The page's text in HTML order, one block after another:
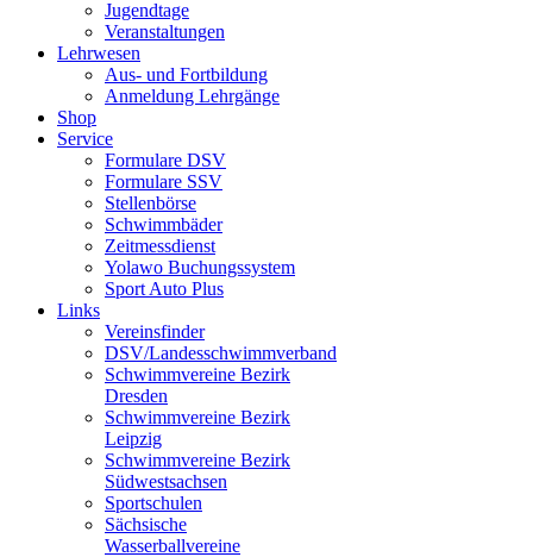
Jugendtage
Veranstaltungen
Lehrwesen
Aus- und Fortbildung
Anmeldung Lehrgänge
Shop
Service
Formulare DSV
Formulare SSV
Stellenbörse
Schwimmbäder
Zeitmessdienst
Yolawo Buchungssystem
Sport Auto Plus
Links
Vereinsfinder
DSV/Landesschwimmverband
Schwimmvereine Bezirk
Dresden
Schwimmvereine Bezirk
Leipzig
Schwimmvereine Bezirk
Südwestsachsen
Sportschulen
Sächsische
Wasserballvereine